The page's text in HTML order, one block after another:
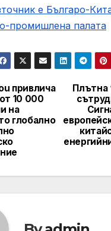
е Българо-
промишлена палaта
Плътна
привлича
10 000
на
глобално